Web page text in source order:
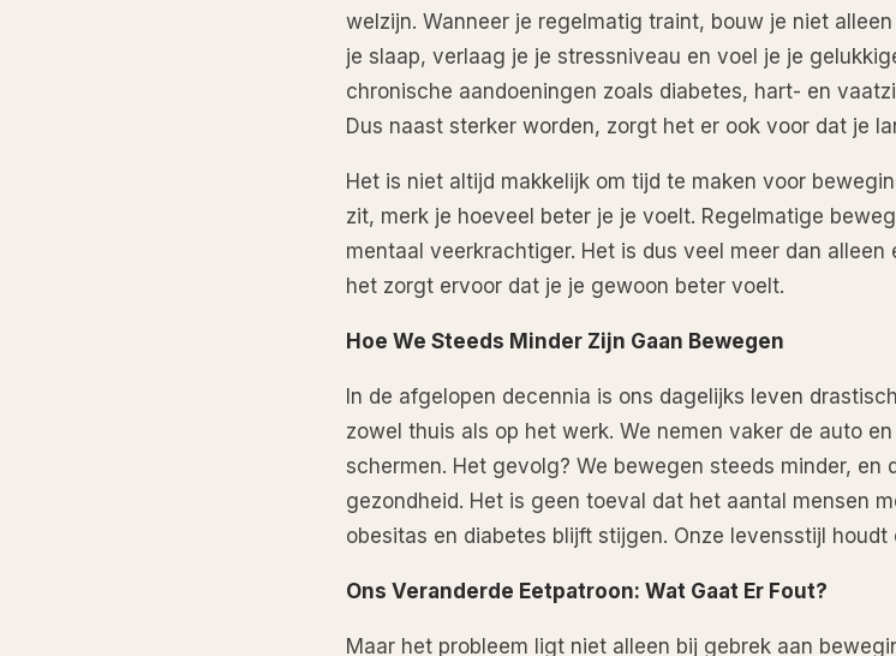
welzijn. Wanneer je regelmatig traint, bouw je niet
je slaap, verlaag je je stressniveau en voel je je
chronische aandoeningen zoals diabetes, hart- en
Dus naast sterker worden, zorgt het er ook voor dat je
Het is niet altijd makkelijk om tijd te maken voor
zit, merk je hoeveel beter je je voelt. Regelmatige
mentaal veerkrachtiger. Het is dus veel meer dan
het zorgt ervoor dat je je gewoon beter voelt.
Hoe We Steeds Minder Zijn Gaan Bewegen
In de afgelopen decennia is ons dagelijks leven
zowel thuis als op het werk. We nemen vaker de auto
schermen. Het gevolg? We bewegen steeds minder,
gezondheid. Het is geen toeval dat het aantal mensen
obesitas en diabetes blijft stijgen. Onze levensstijl houdt
Ons Veranderde Eetpatroon: Wat Gaat Er Fout?
Maar het probleem ligt niet alleen bij gebrek aan